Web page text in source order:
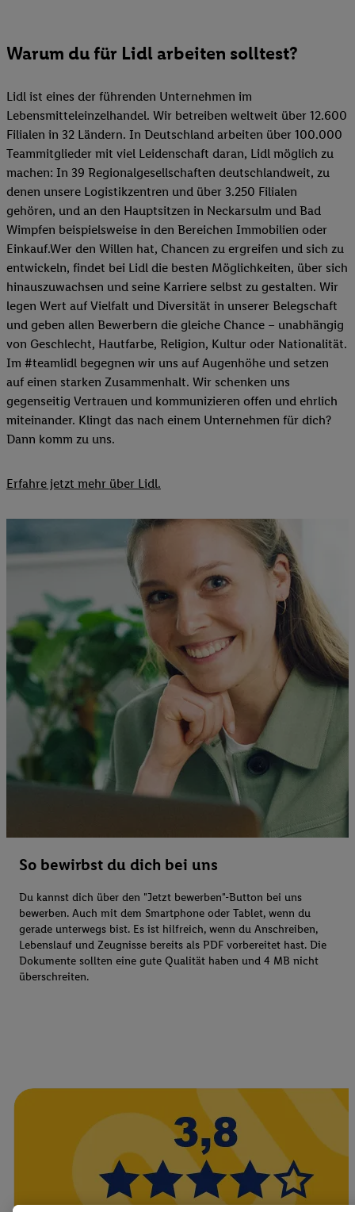
Warum du für Lidl arbeiten solltest?
Lidl ist eines der führenden Unternehmen im
Lebensmitteleinzelhandel. Wir betreiben weltweit über 12.600
Filialen in 32 Ländern. In Deutschland arbeiten über 100.000
Teammitglieder mit viel Leidenschaft daran, Lidl möglich zu
machen: In 39 Regionalgesellschaften deutschlandweit, zu
denen unsere Logistikzentren und über 3.250 Filialen
gehören, und an den Hauptsitzen in Neckarsulm und Bad
Wimpfen beispielsweise in den Bereichen Immobilien oder
Einkauf.Wer den Willen hat, Chancen zu ergreifen und sich zu
entwickeln, findet bei Lidl die besten Möglichkeiten, über sich
hinauszuwachsen und seine Karriere selbst zu gestalten. Wir
legen Wert auf Vielfalt und Diversität in unserer Belegschaft
und geben allen Bewerbern die gleiche Chance – unabhängig
von Geschlecht, Hautfarbe, Religion, Kultur oder Nationalität.
Im #teamlidl begegnen wir uns auf Augenhöhe und setzen
auf einen starken Zusammenhalt. Wir schenken uns
gegenseitig Vertrauen und kommunizieren offen und ehrlich
miteinander. Klingt das nach einem Unternehmen für dich?
Dann komm zu uns.​
Erfahre jetzt mehr über Lidl.
So bewirbst du dich bei uns
Du kannst dich über den "Jetzt bewerben"-Button bei uns
bewerben. Auch mit dem Smartphone oder Tablet, wenn du
gerade unterwegs bist. Es ist hilfreich, wenn du Anschreiben,
Lebenslauf und Zeugnisse bereits als PDF vorbereitet hast. Die
Dokumente sollten eine gute Qualität haben und 4 MB nicht
überschreiten.